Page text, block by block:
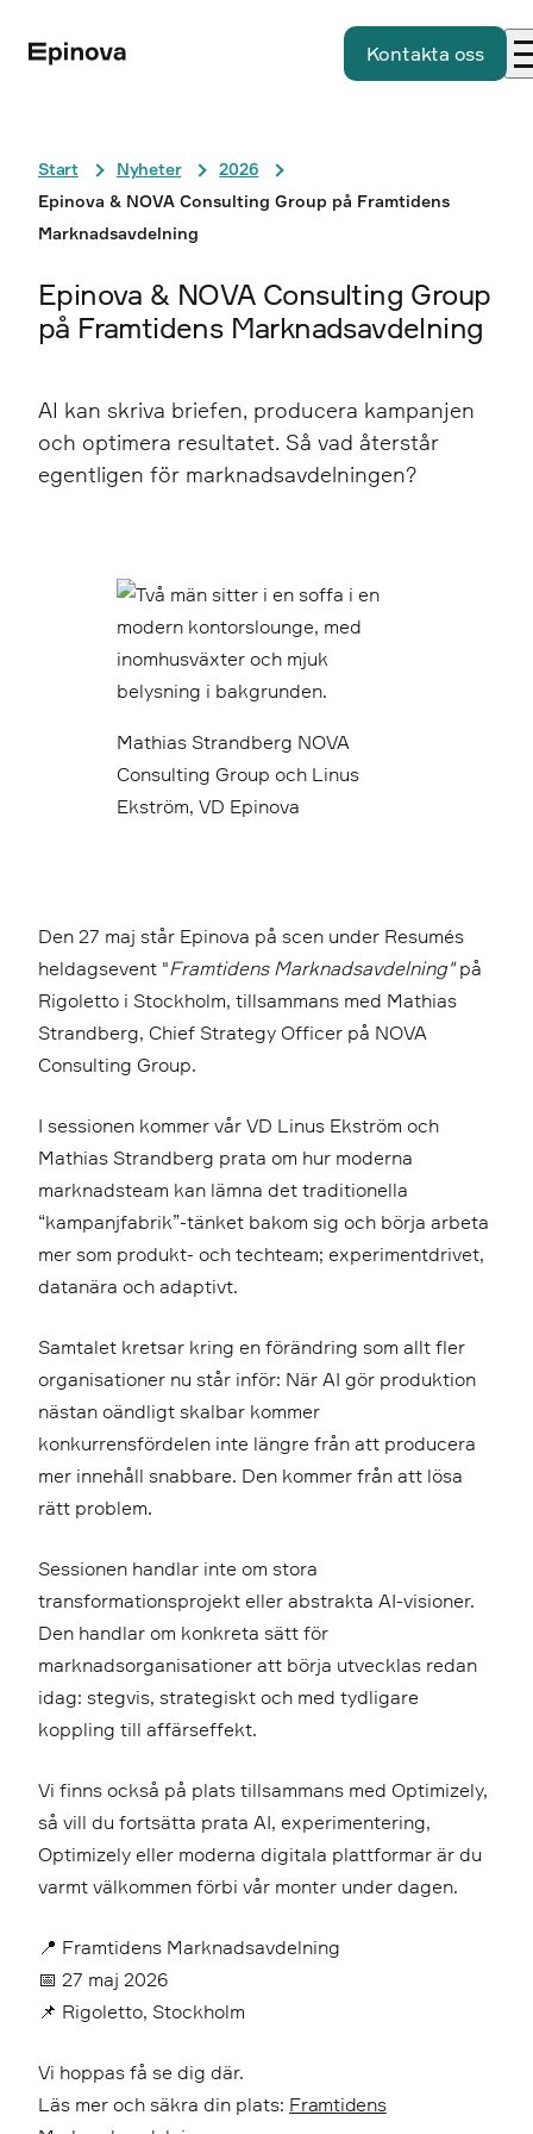
Kontakta oss
Start Nyheter
2026
Epinova & NOVA Consulting Group på Framtidens
Marknadsavdelning
Epinova & NOVA Consulting Group
på Framtidens Marknadsavdelning
AI kan skriva briefen, producera kampanjen
och optimera resultatet. Så vad återstår
egentligen för marknadsavdelningen?
Mathias Strandberg NOVA
Consulting Group och Linus
Ekström, VD Epinova
Den 27 maj står Epinova på scen under Resumés
heldagsevent "Framtidens Marknadsavdelning"på
Rigoletto i Stockholm, tillsammans med Mathias
Strandberg, Chief Strategy Officer på NOVA
Consulting Group.
I sessionen kommer vår VD Linus Ekström och
Mathias Strandberg prata om hur moderna
marknadsteam kan lämna det traditionella
“kampanjfabrik”-tänket bakom sig och börja arbeta
mer som produkt- och techteam; experimentdrivet,
datanära och adaptivt.
Samtalet kretsar kring en förändring som allt fler
organisationer nu står inför: När AI gör produktion
nästan oändligt skalbar kommer
konkurrensfördelen inte längre från att producera
mer innehåll snabbare. Den kommer från att lösa
rätt problem.
Sessionen handlar inte om stora
transformationsprojekt eller abstrakta AI-visioner.
Den handlar om konkreta sätt för
marknadsorganisationer att börja utvecklas redan
idag: stegvis, strategiskt och med tydligare
koppling till affärseffekt.
Vi finns också på plats tillsammans med Optimizely,
så vill du fortsätta prata AI, experimentering,
Optimizely eller moderna digitala plattformar är du
varmt välkommen förbi vår monter under dagen.
📍 Framtidens Marknadsavdelning
📅 27 maj 2026
📌 Rigoletto, Stockholm
Vi hoppas få se dig där.
Läs mer och säkra din plats: Framtidens